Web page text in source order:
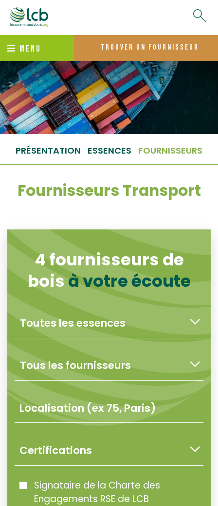
MENU trouver un fournisseur
PRÉSENTATION ESSENCES FOURNISSEURS
Fournisseurs Transport
4fournisseurs de
boisà votre écoute
Certifications
Signataire de la Charte des
Engagements RSE de LCB